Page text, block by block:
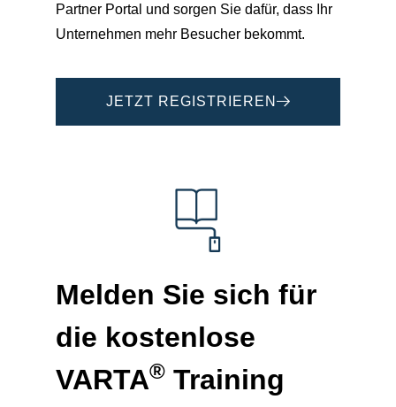
Partner Portal und sorgen Sie dafür, dass Ihr
Unternehmen mehr Besucher bekommt.
JETZT REGISTRIEREN
Melden Sie sich für
die kostenlose
VARTA® Training